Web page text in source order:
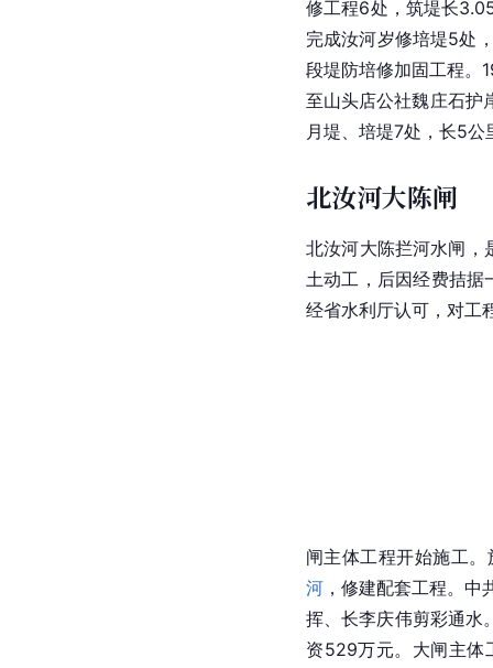
修工程6处，筑堤长
完成汝河岁修培堤5处
段堤防培修加固工程。
至山头店公社魏庄石护
月堤、培堤7处，长5
北汝河大陈闸
北汝河大陈拦河水闸，
土动工，后因经费拮据
经省水利厅认可，对工
闸主体工程开始施工
河 ，修建配套工程。
挥、长李庆伟剪彩通水
资529万元。大闸主体